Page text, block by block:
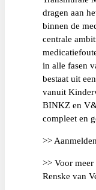
dragen aan
binnen de
centrale
in alle fasen
bestaat uit
vanuit
BINKZ en
compleet en
>>
>> Voor
Renske van